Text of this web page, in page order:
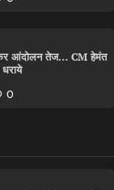
आंदोलन तेज… CM हेमंत
0